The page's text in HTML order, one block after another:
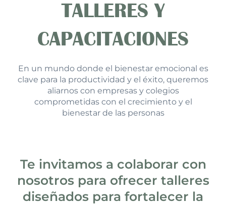
TALLERES Y
CAPACITACIONES
En un mundo donde el bienestar emocional es
clave para la productividad y el éxito, queremos
aliarnos con empresas y colegios
comprometidas con el crecimiento y el
bienestar de las personas
Te invitamos a colaborar con
nosotros para ofrecer talleres
diseñados para fortalecer la